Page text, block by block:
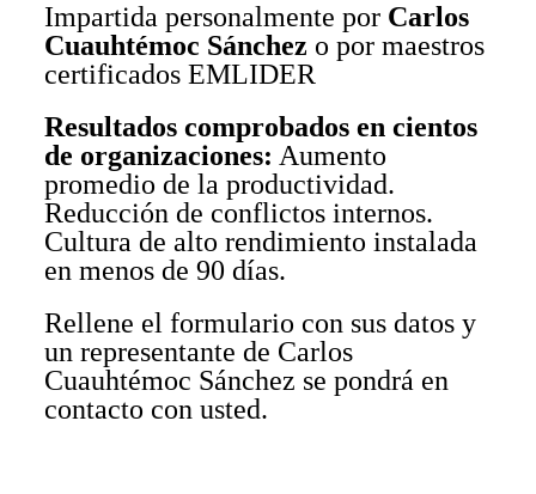
Impartida personalmente por Carlos
Cuauhtémoc Sánchez o por maestros
certificados EMLIDER
Resultados comprobados en cientos
de organizaciones: Aumento
promedio de la productividad.
Reducción de conflictos internos.
Cultura de alto rendimiento instalada
en menos de 90 días.
Rellene el formulario con sus datos y
un representante de Carlos
Cuauhtémoc Sánchez se pondrá en
contacto con usted.